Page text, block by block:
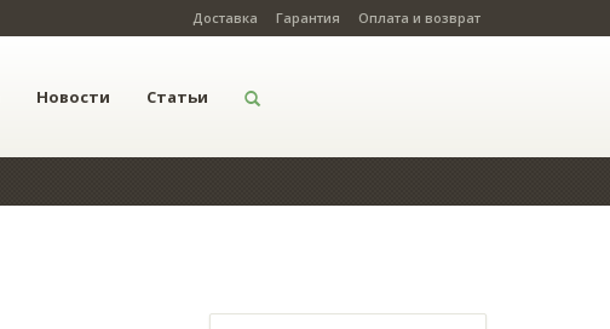
Доставка Гарантия Оплата и возврат
Новости Статьи